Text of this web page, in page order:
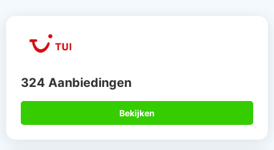
324 Aanbiedingen
Bekijken